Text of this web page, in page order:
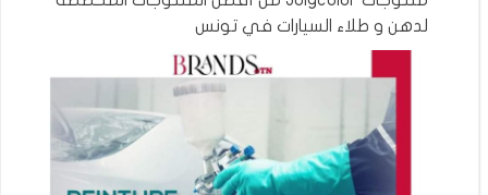
لدهن و طلاء السيارات في تونس